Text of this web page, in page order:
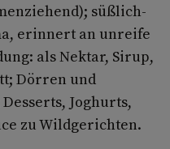
süßlich-
erinnert an unreife
als Nektar, Sirup,
Dörren und
Joghurts,
zu Wildgerichten.